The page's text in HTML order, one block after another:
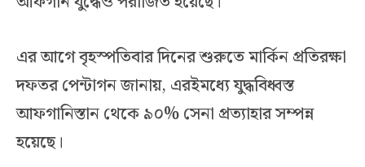
এর আগে বৃহস্পতিবার দিনের শুরুতে মার্কিন প্রতিরক্ষা
দফতর পেন্টাগন জানায়, এরইমধ্যে যুদ্ধবিধ্বস্ত
আফগানিস্তান থেকে ৯০% সেনা প্রত্যাহার সম্পন্ন
হয়েছে।